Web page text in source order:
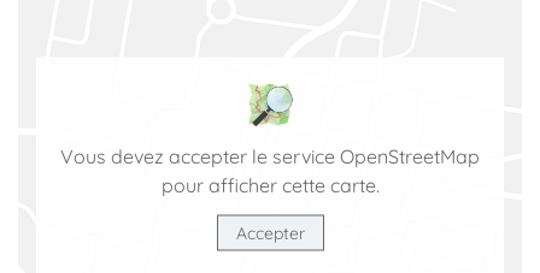
Vous devez accepter le service OpenStreetMap
pour afficher cette carte.
Accepter